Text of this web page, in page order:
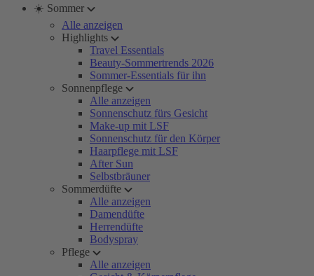
☀️ Sommer
Alle anzeigen
Highlights
Travel Essentials
Beauty-Sommertrends 2026
Sommer-Essentials für ihn
Sonnenpflege
Alle anzeigen
Sonnenschutz fürs Gesicht
Make-up mit LSF
Sonnenschutz für den Körper
Haarpflege mit LSF
After Sun
Selbstbräuner
Sommerdüfte
Alle anzeigen
Damendüfte
Herrendüfte
Bodyspray
Pflege
Alle anzeigen